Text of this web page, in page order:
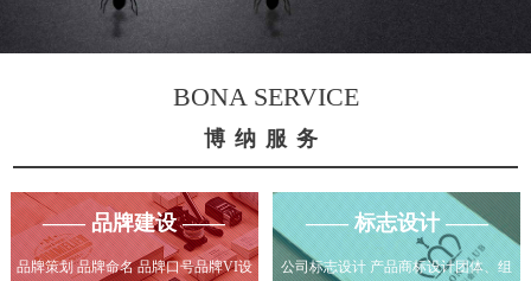
BONA SERVICE
博纳服务
—— 品牌建设 ——
品牌策划 品牌命名 品牌口号品牌VI设
—— 标志设计 ——
公司标志设计 产品商标设计团体、组